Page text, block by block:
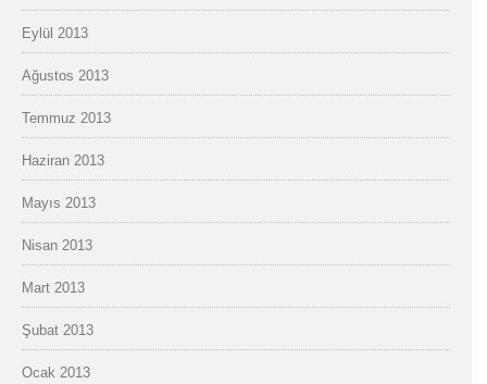
Eylül 2013
Ağustos 2013
Temmuz 2013
Haziran 2013
Mayıs 2013
Nisan 2013
Mart 2013
Şubat 2013
Ocak 2013